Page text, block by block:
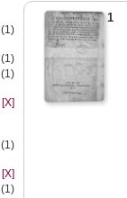
(1)
(1)
(1)
[X]
(1)
[X]
(1)
1